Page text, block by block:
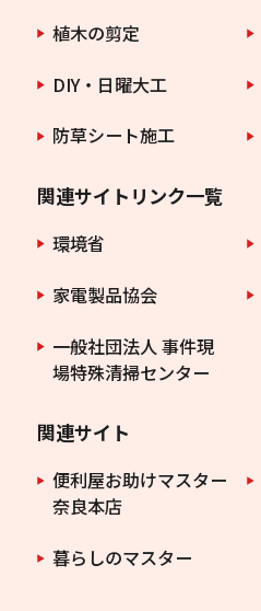
植木の剪定
DIY・日曜大工
防草シート施工
関連サイトリンク一覧
環境省
家電製品協会
一般社団法人 事件現
場特殊清掃センター
関連サイト
便利屋お助けマスター
奈良本店
暮らしのマスター